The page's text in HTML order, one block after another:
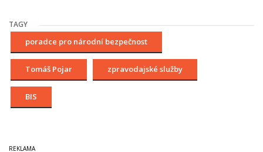
TAGY
poradce pro národní bezpečnost
Tomáš Pojar zpravodajské služby
BIS